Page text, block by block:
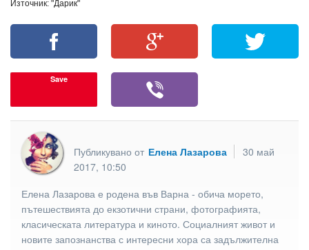
Източник: "Дарик"
Save
Публикувано от Елена Лазарова
30 май
2017, 10:50
Елена Лазарова е родена във Варна - обича морето,
пътешествията до екзотични страни, фотографията,
класическата литература и киното. Социалният живот и
новите запознанства с интересни хора са задължителна